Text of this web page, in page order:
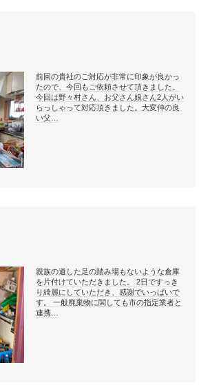
前回の貴社のご対応が非常に印象が良かっ
たので、今回もご依頼させて頂きました。
今回は野々村さん、お父さん娘さん2人がい
らっしゃって対応頂きました。大変仲の良
い父…
親族の遺した足の踏み場もないような倉庫
を片付けていただきました。 2日ですっき
り綺麗にしていただき、感謝でいっぱいで
す。 一般廃棄物に関しても市の指定業者と
連携…